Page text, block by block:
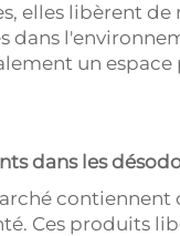
elles libèrent
dans
un espace
dans les
Ces produits